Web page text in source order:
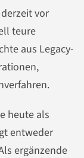
vor
teure
aus Legacy-
heute als
entweder
ergänzende